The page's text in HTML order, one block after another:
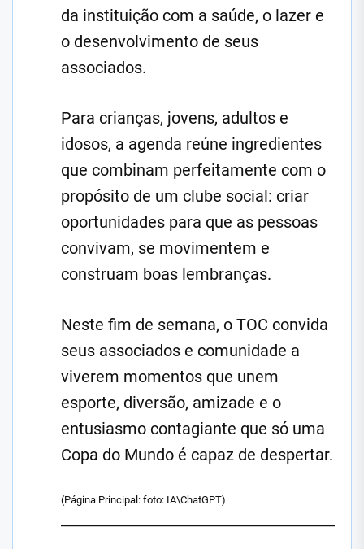
da instituição com a saúde, o lazer e
o desenvolvimento de seus
associados.
Para crianças, jovens, adultos e
idosos, a agenda reúne ingredientes
que combinam perfeitamente com o
propósito de um clube social: criar
oportunidades para que as pessoas
convivam, se movimentem e
construam boas lembranças.
Neste fim de semana, o TOC convida
seus associados e comunidade a
viverem momentos que unem
esporte, diversão, amizade e o
entusiasmo contagiante que só uma
Copa do Mundo é capaz de despertar.
(Página Principal: foto: IA\ChatGPT)